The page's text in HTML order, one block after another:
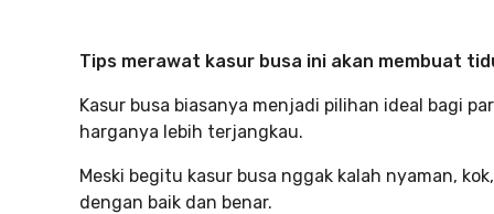
Tips merawat kasur busa ini akan membuat
Kasur busa biasanya menjadi pilihan ideal bagi
harganya lebih terjangkau.
Meski begitu kasur busa nggak kalah nyaman,
dengan baik dan benar.